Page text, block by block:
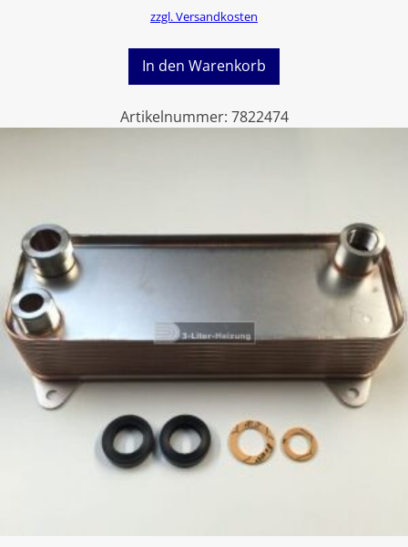
zzgl. Versandkosten
In den Warenkorb
Artikelnummer: 7822474